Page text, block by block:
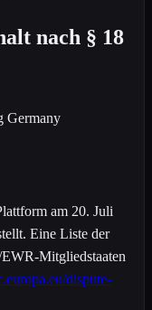
nach § 18
Germany
am 20. Juli
Eine Liste der
Mitgliedstaaten
dispute-